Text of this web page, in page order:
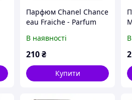
Парфюм Chanel Chance
eau Fraiche - Parfum
В наявності
210₴
Купити